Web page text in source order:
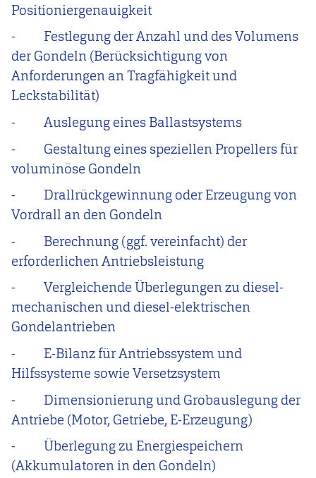
Positioniergenauigkeit
-
Festlegung der Anzahl und des Volumens
der Gondeln (Berücksichtigung von
Anforderungen an Tragfähigkeit und
Leckstabilität)
-
Auslegung eines Ballastsystems
-
Gestaltung eines speziellen Propellers für
voluminöse Gondeln
-
Drallrückgewinnung oder Erzeugung von
Vordrall an den Gondeln
-
Berechnung (ggf. vereinfacht) der
erforderlichen Antriebsleistung
-
Vergleichende Überlegungen zu diesel-
mechanischen und diesel-elektrischen
Gondelantrieben
-
E-Bilanz für Antriebssystem und
Hilfssysteme sowie Versetzsystem
-
Dimensionierung und Grobauslegung der
Antriebe (Motor, Getriebe, E-Erzeugung)
-
Überlegung zu Energiespeichern
(Akkumulatoren in den Gondeln)